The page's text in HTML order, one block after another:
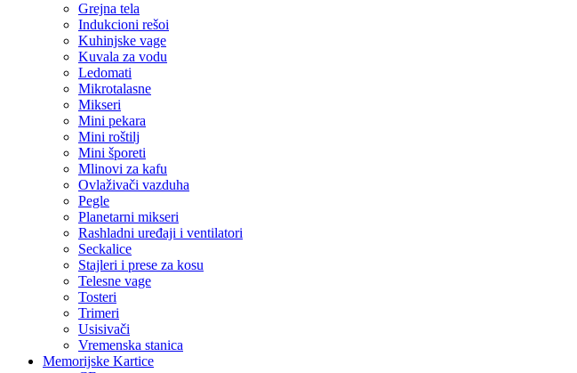
Grejna tela
Indukcioni rešoi
Kuhinjske vage
Kuvala za vodu
Ledomati
Mikrotalasne
Mikseri
Mini pekara
Mini roštilj
Mini šporeti
Mlinovi za kafu
Ovlaživači vazduha
Pegle
Planetarni mikseri
Rashladni uređaji i ventilatori
Seckalice
Stajleri i prese za kosu
Telesne vage
Tosteri
Trimeri
Usisivači
Vremenska stanica
Memorijske Kartice